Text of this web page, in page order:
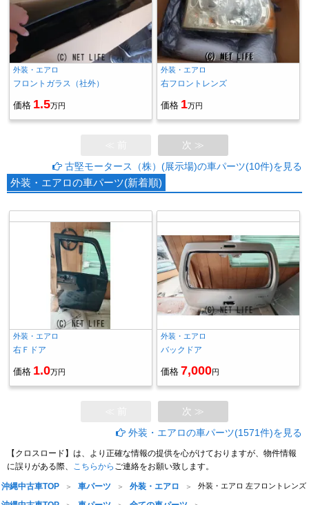
外装・エアロ
フロントガラス（社外）
価格 1.5万円
外装・エアロ
右フロントレンズ
価格 1万円
次 ≫
古堅モータース（株）(展示場)の車パーツ(10件)を見る
外装・エアロの車パーツ(新着順)
外装・エアロ
右Ｆドア
価格 1.0万円
外装・エアロ
バックドア
価格 7,000円
次 ≫
外装・エアロの車パーツ(1571件)を見る
【クロスロード】は、より正確な情報の提供を心がけておりますが、物件情報
に誤りがある際、 こちらから ご連絡をお願い致します。
沖縄中古車TOP 車パーツ 外装・エアロ 外装・エアロ 左フロントレンズ